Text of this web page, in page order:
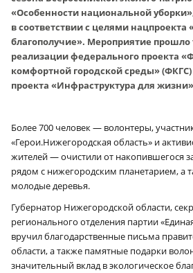
«Особенности национальной
в соответствии с целями нацпроекта
благополучие». Мероприятие
реализации федерального проекта
комфортной городской среды»
проекта «Инфраструктура для
Более 700 человек — волонтеры,
«Герои.Нижегородская область» и
жителей — очистили от накопившегося
рядом с нижегородским планетарием, а
молодые деревья.
Губернатор Нижегородской области,
регионального отделения партии
вручил благодарственные письма
области, а также памятные подарки
значительный вклад в экологическое